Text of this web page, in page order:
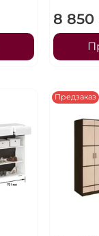
8 850
Предзаказ